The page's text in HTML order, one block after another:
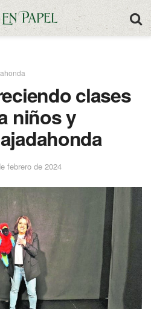
clases
niños y
febrero de 2024